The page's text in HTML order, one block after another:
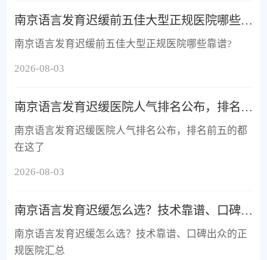
南京语言发育迟缓前五佳大型正规医院哪些靠谱?
南京语言发育迟缓前五佳大型正规医院哪些靠谱?
2026-08-03
南京语言发育迟缓医院人气排名公布，排名前五的都在这了
南京语言发育迟缓医院人气排名公布，排名前五的都
在这了
2026-08-03
南京语言发育迟缓怎么选？技术靠谱、口碑出众的正规医院汇总
南京语言发育迟缓怎么选？技术靠谱、口碑出众的正
规医院汇总